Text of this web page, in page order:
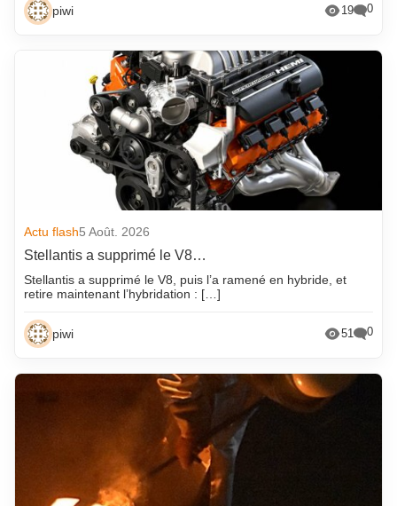
piwi 19 0
Actu flash5 Août. 2026
Stellantis a supprimé le V8…
Stellantis a supprimé le V8, puis l’a ramené en hybride, et
retire maintenant l’hybridation : […]
piwi 51 0